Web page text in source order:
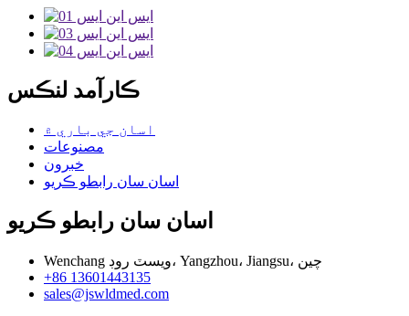
ڪارآمد لنڪس
اسان جي باري ۾
مصنوعات
خبرون
اسان سان رابطو ڪريو
اسان سان رابطو ڪريو
Wenchang ويسٽ روڊ، Yangzhou، Jiangsu، چين
+86 13601443135
sales@jswldmed.com